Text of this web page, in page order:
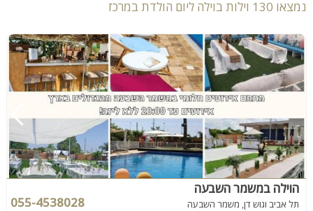
נמצאו 130 וילות בוילה ליום הולדת במרכז
הוילה במשמר השבעה
תל אביב וגוש דן, משמר השבעה 055-4538028